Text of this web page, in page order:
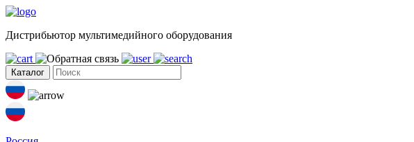
Дистрибьютор мультимедийного оборудования
Каталог